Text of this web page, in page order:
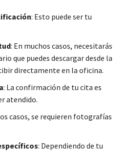
: Esto puede ser tu
: En muchos casos, necesitarás
que puedes descargar desde la
directamente en la oficina.
: La confirmación de tu cita es
atendido.
casos, se requieren fotografías
: Dependiendo de tu